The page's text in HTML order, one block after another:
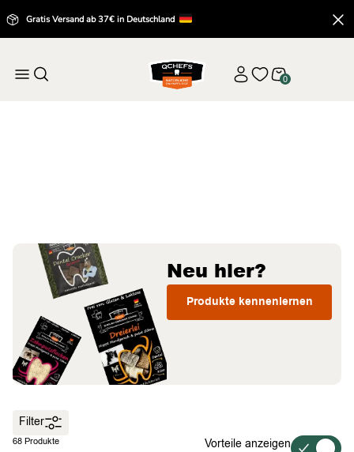
Gratis Versand ab 37€ in Deutschland
0
Neu hier?
Produkte kennenlernen
Filter
68 Produkte Vorteile anzeigen